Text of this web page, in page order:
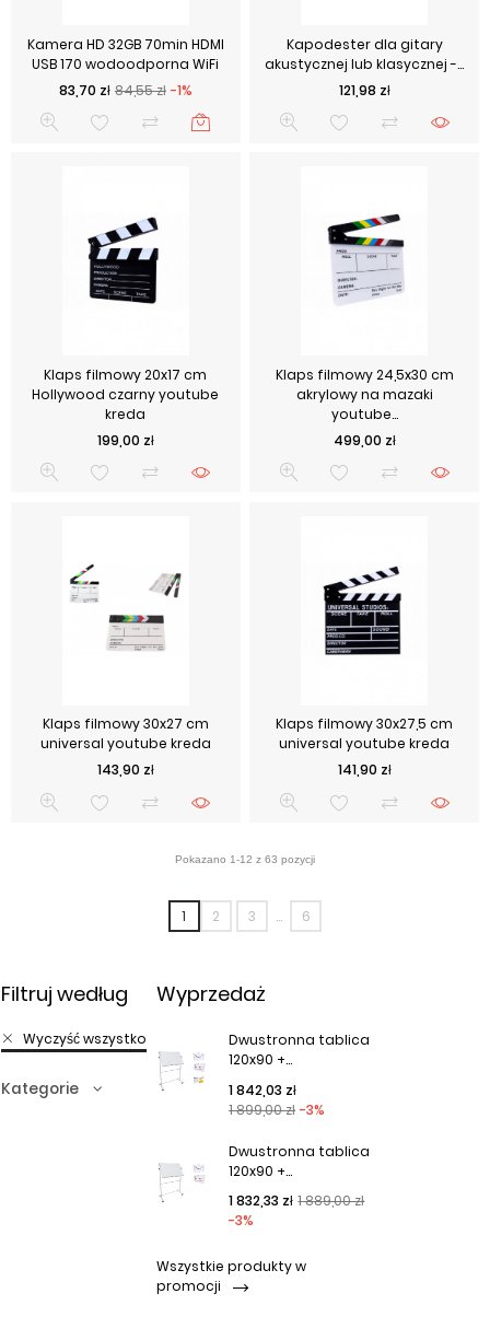
Kamera HD 32GB 70min HDMI
USB 170 wodoodporna WiFi
Cena podstawowa
84,55 zł -1%
Cena
83,70 zł
Kapodester dla gitary
akustycznej lub klasycznej -...
Cena
121,98 zł
Klaps filmowy 20x17 cm
Hollywood czarny youtube
kreda
Cena
199,00 zł
Klaps filmowy 24,5x30 cm
akrylowy na mazaki
youtube...
Cena
499,00 zł
Klaps filmowy 30x27 cm
universal youtube kreda
Cena
143,90 zł
Klaps filmowy 30x27,5 cm
universal youtube kreda
Cena
141,90 zł
1 2 3 … 6
Filtruj według
Wyczyść wszystko
Kategorie
Wyprzedaż
Dwustronna tablica
120x90 +...
Cena podstawowa
1 899,00 zł -3%
Cena
1 842,03 zł
Dwustronna tablica
120x90 +...
Cena podstawowa
1 889,00 zł
-3%
Cena
1 832,33 zł
Wszystkie produkty w
promocji